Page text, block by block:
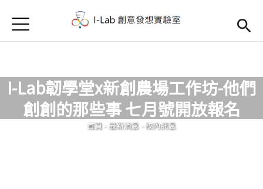
首頁
首頁
Open submenu (關於我們)
關於我們
Jump to Main content
I-Lab韌學堂x新創農場工作坊-他們
創創的那些事 七月號開放報名
您在這裡
首頁 - 最新消息 -校內訊息